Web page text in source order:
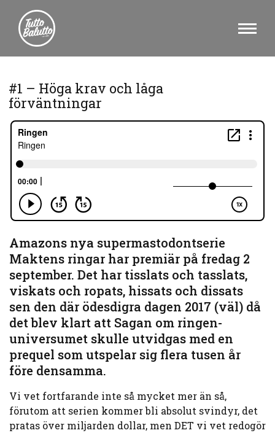
#1 – Höga krav och låga
förväntningar
Amazons nya supermastodontserie
Maktens ringar har premiär på fredag 2
september. Det har tisslats och tasslats,
viskats och ropats, hissats och dissats
sen den där ödesdigra dagen 2017 (väl) då
det blev klart att Sagan om ringen-
universumet skulle utvidgas med en
prequel som utspelar sig flera tusen år
före densamma.
Vi vet fortfarande inte så mycket mer än så,
förutom att serien kommer bli absolut svindyr, det
pratas över miljarden dollar, men DET vi vet redogör